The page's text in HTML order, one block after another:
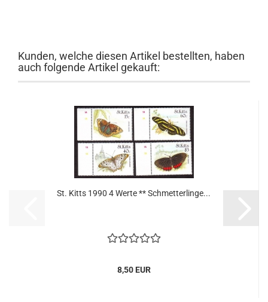
Kunden, welche diesen Artikel bestellten, haben
auch folgende Artikel gekauft:
St. Kitts 1990 4 Werte ** Schmetterlinge...
8,50 EUR